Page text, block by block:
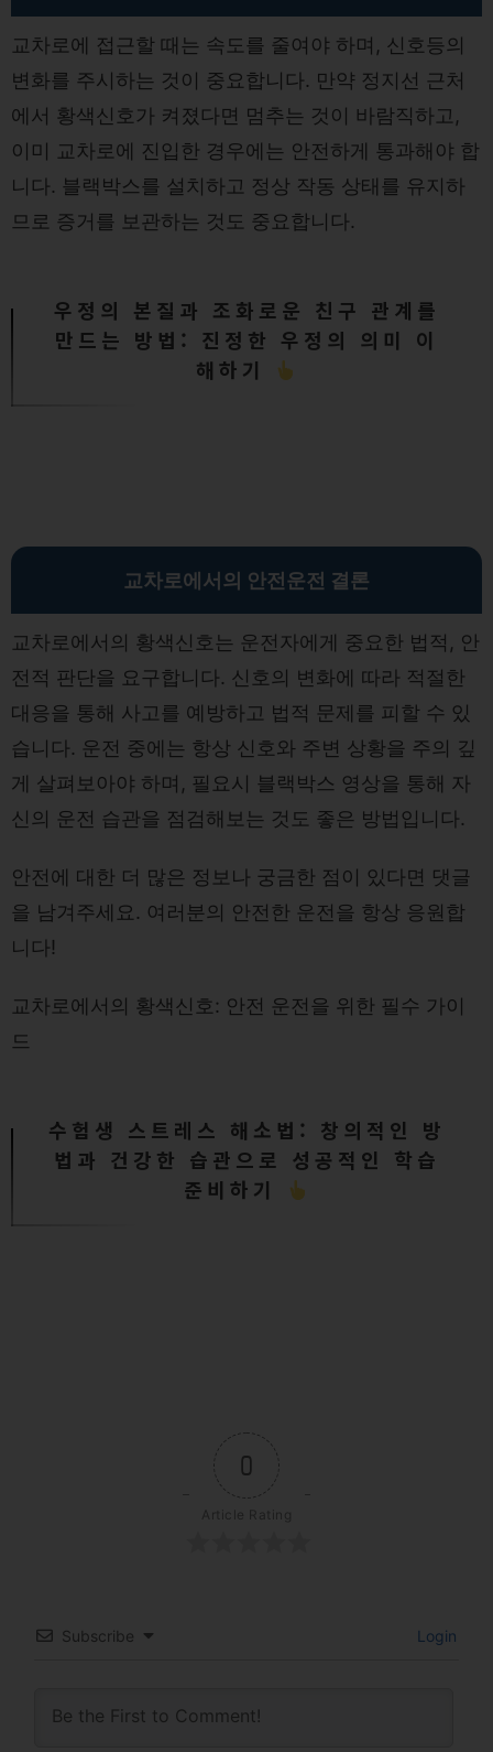
교차로에 접근할 때는 속도를 줄여야 하며, 신호등의
변화를 주시하는 것이 중요합니다. 만약 정지선 근처
에서 황색신호가 켜졌다면 멈추는 것이 바람직하고,
이미 교차로에 진입한 경우에는 안전하게 통과해야 합
니다. 블랙박스를 설치하고 정상 작동 상태를 유지하
므로 증거를 보관하는 것도 중요합니다.
우정의 본질과 조화로운 친구 관계를
만드는 방법: 진정한 우정의 의미 이
해하기
교차로에서의 안전운전 결론
교차로에서의 황색신호는 운전자에게 중요한 법적, 안
전적 판단을 요구합니다. 신호의 변화에 따라 적절한
대응을 통해 사고를 예방하고 법적 문제를 피할 수 있
습니다. 운전 중에는 항상 신호와 주변 상황을 주의 깊
게 살펴보아야 하며, 필요시 블랙박스 영상을 통해 자
신의 운전 습관을 점검해보는 것도 좋은 방법입니다.
안전에 대한 더 많은 정보나 궁금한 점이 있다면 댓글
을 남겨주세요. 여러분의 안전한 운전을 항상 응원합
니다!
교차로에서의 황색신호: 안전 운전을 위한 필수 가이
드
수험생 스트레스 해소법: 창의적인 방
법과 건강한 습관으로 성공적인 학습
준비하기
0
Article Rating
Subscribe Login